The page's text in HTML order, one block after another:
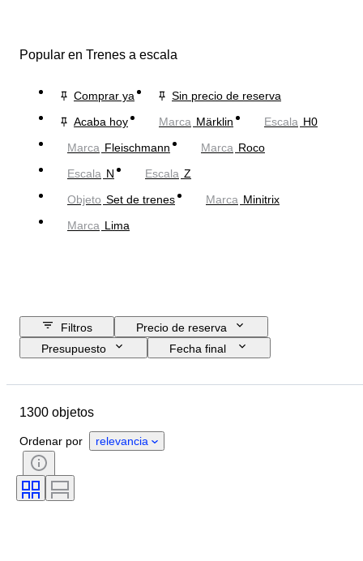
Popular en Trenes a escala
Comprar ya
Sin precio de reserva
Acaba hoy
Marca Märklin Escala H0
Marca Fleischmann Marca Roco
Escala N Escala Z
Objeto Set de trenes Marca Minitrix
Marca Lima
Filtros
Precio de reserva
Presupuesto
Fecha final
Estado
Estilo
Escala
Control
Fuente de alimentación
Empresa ferroviaria
1300 objetos
Ordenar por relevancia